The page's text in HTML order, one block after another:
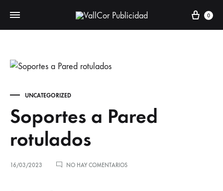
Carro
0
UNCATEGORIZED
Soportes a Pared
rotulados
16/03/2023 NO HAY COMENTARIOSEN